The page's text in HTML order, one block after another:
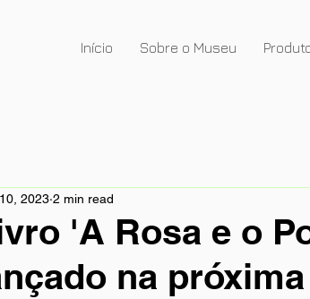
Início Sobre o Museu
'A Rosa e o
na
2023 2 min read